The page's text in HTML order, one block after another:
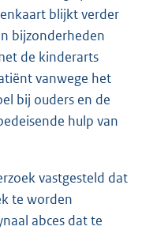
blijkt verder
bijzonderheden
de kinderarts
vanwege het
bij ouders en de
hulp van
vastgesteld dat
te worden
abces dat te